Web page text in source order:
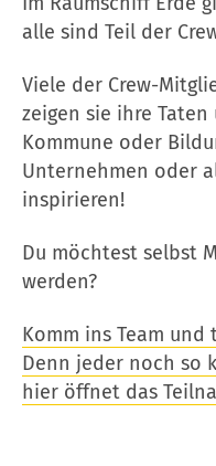
alle sind Teil der
Viele der Crew-
zeigen sie ihre
Kommune oder
Unternehmen oder
inspirieren!
Du möchtest selbst
werden?
Komm ins Team
Denn jeder noch so
hier öffnet das